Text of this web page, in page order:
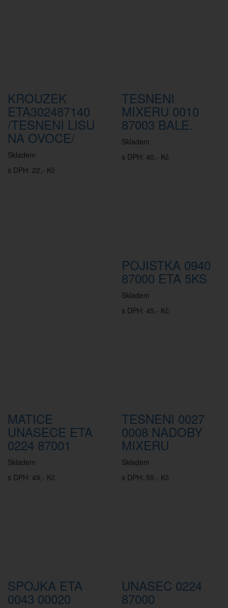
KROUZEK
ETA302487140
/TESNENI LISU
NA OVOCE/
Skladem
s DPH: 22,- Kč
TESNENI
MIXERU 0010
87003 BALE.
Skladem
s DPH: 40,- Kč
POJISTKA 0940
87000 ETA 5KS
Skladem
s DPH: 45,- Kč
MATICE
UNASECE ETA
0224 87001
Skladem
s DPH: 49,- Kč
TESNENI 0027
0008 NADOBY
MIXERU
Skladem
s DPH: 59,- Kč
SPOJKA ETA
0043 00020
UNASEC 0224
87000